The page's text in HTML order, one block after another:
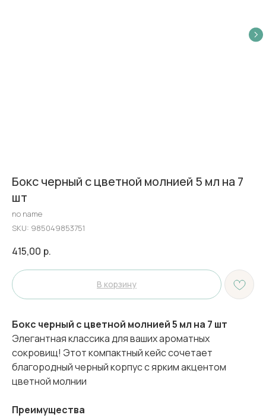
Бокс черный с цветной молнией 5 мл на 7
шт
no name
SKU: 985049853751
415,00 р.
В корзину
Бокс черный с цветной молнией 5 мл на 7 шт
Элегантная классика для ваших ароматных
сокровищ! Этот компактный кейс сочетает
благородный черный корпус с ярким акцентом
цветной молнии
Преимущества